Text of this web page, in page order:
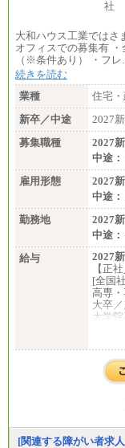
大和ハウス工業ではさ
オフィスでの募集有
（※条件あり） ・フ
続きを読む
業種
住宅
新卒／中途
2027
募集職種
2027新
中途：
雇用形態
2027新
中途：
勤務地
2027新
中途：
給与
2027新
【正社
[全国
高専
大卒
大学院
[地域
【正
[全国
[地域
【契
[関連する障がい者求